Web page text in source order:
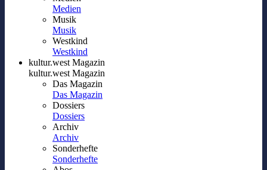
Medien
Musik
Musik
Westkind
Westkind
kultur.west Magazin
kultur.west Magazin
Das Magazin
Das Magazin
Dossiers
Dossiers
Archiv
Archiv
Sonderhefte
Sonderhefte